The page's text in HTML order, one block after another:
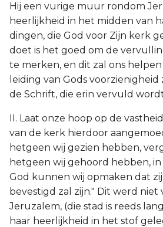
Hij een vurige muur rondom
heerlijkheid in het midden van
dingen, die God voor Zijn kerk
doet is het goed om de
te merken, en dit zal ons
leiding van Gods
de Schrift, die erin vervuld
II. Laat onze hoop op de
van de kerk hierdoor
hetgeen wij gezien hebben,
hetgeen wij gehoord hebben, in
God kunnen wij opmaken dat
bevestigd zal zijn." Dit werd niet
Jeruzalem, (die stad is reeds
haar heerlijkheid in het stof